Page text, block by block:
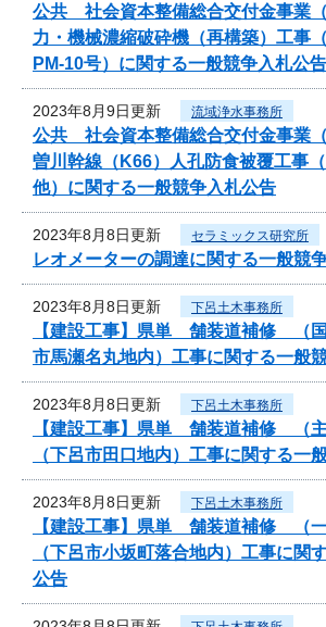
公共 社会資本整備総合交付金事業
力・機械濃縮破砕機（再構築）工事
PM-10号）に関する一般競争入札公告
2023年8月9日更新 流域浄水事務所
公共 社会資本整備総合交付金事業
曽川幹線（K66）人孔防食被覆工事
他）に関する一般競争入札公告
2023年8月8日更新 セラミックス研究所
レオメーターの調達に関する一般競
2023年8月8日更新 下呂土木事務所
【建設工事】県単 舗装道補修 （
市馬瀬名丸地内）工事に関する一般
2023年8月8日更新 下呂土木事務所
【建設工事】県単 舗装道補修 （
（下呂市田口地内）工事に関する一
2023年8月8日更新 下呂土木事務所
【建設工事】県単 舗装道補修 （
（下呂市小坂町落合地内）工事に関
公告